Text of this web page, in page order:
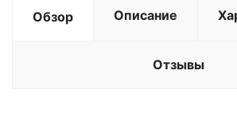
Обзор Описание
Отзывы